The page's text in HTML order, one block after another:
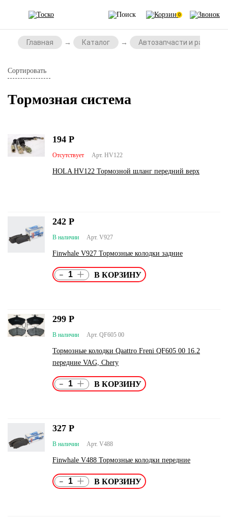
0
Главная Каталог Автозапчасти и
Сортировать
Тормозная система
Арт. HV122
Отсутствует
HOLA HV122 Тормозной шланг передний верх
194 Р
Арт. V927
В наличии
Finwhale V927 Тормозные колодки задние
242 Р
- +
Арт. QF605 00
В наличии
Тормозные колодки Qaattro Freni QF605 00 16.2
передние VAG, Chery
299 Р
- +
Арт. V488
В наличии
Finwhale V488 Тормозные колодки передние
327 Р
- +